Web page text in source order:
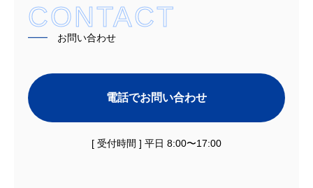
CONTACT
━━ お問い合わせ
電話でお問い合わせ
[ 受付時間 ] 平日 8:00〜17:00